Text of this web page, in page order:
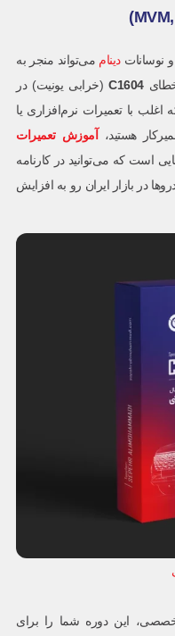
نوساناتدینام می‌تواند منجر به
C1604(خرابی یونیت) در
با تعمیرات نرم‌افزاری یا
هستید،
آموزش تعمیرات
است که می‌توانید در کارنامه
در بازار ایران رو به افزایش
و تخصصی، این دوره شما را برای